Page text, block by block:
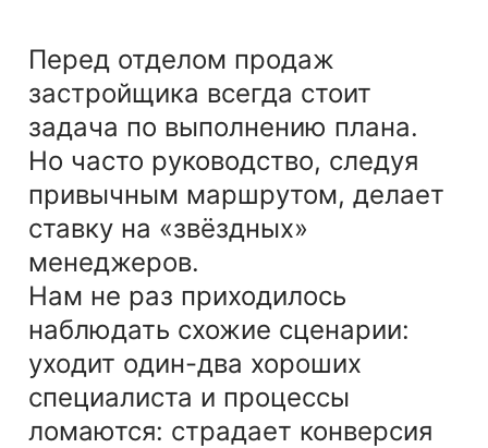
Перед отделом продаж
застройщика всегда стоит
задача по выполнению плана.
Но часто руководство, следуя
привычным маршрутом, делает
ставку на «звёздных»
менеджеров.
Нам не раз приходилось
наблюдать схожие сценарии:
уходит один-два хороших
специалиста и процессы
ломаются: страдает конверсия